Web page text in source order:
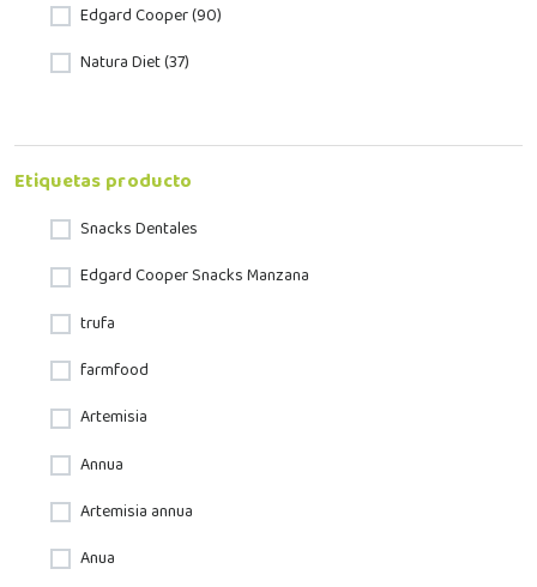
Edgard Cooper (90)
Natura Diet (37)
Etiquetas producto
Snacks Dentales
Edgard Cooper Snacks Manzana
trufa
farmfood
Artemisia
Annua
Artemisia annua
Anua